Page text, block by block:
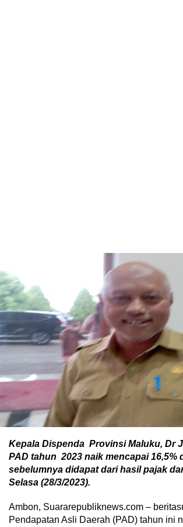
Kepala Dispenda Provinsi Maluku, Dr
PAD tahun 2023 naik mencapai 16,5%
sebelumnya didapat dari hasil pajak
Selasa (28/3/2023).
Ambon, Suararepubliknews.com –
Pendapatan Asli Daerah (PAD) tahun ini